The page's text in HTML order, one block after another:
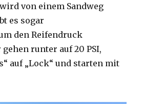
von einem Sandweg
es sogar
den Reifendruck
runter auf 20 PSI,
auf „Lock“ und starten mit